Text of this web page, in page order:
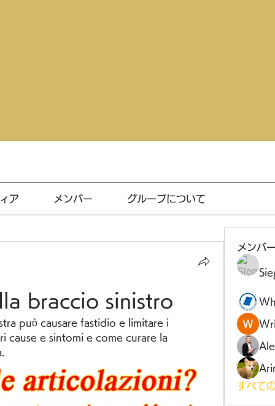
ア メンバー グループについて
braccio sinistro
può causare fastidio e limitare i
cause e sintomi e come curare la
メンバ
すべて